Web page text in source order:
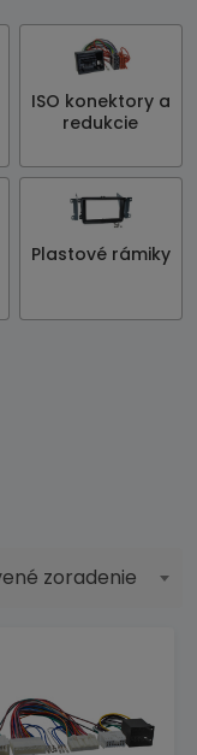
ISO konektory a
redukcie
Plastové rámiky
zoradenie